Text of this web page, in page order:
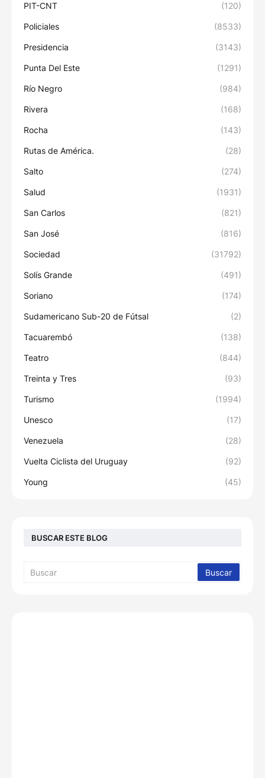
PIT-CNT (120)
Policiales (8533)
Presidencia (3143)
Punta Del Este (1291)
Río Negro (984)
Rivera (168)
Rocha (143)
Rutas de América. (28)
Salto (274)
Salud (1931)
San Carlos (821)
San José (816)
Sociedad (31792)
Solís Grande (491)
Soriano (174)
Sudamericano Sub-20 de Fútsal (2)
Tacuarembó (138)
Teatro (844)
Treinta y Tres (93)
Turismo (1994)
Unesco (17)
Venezuela (28)
Vuelta Ciclista del Uruguay (92)
Young (45)
BUSCAR ESTE BLOG